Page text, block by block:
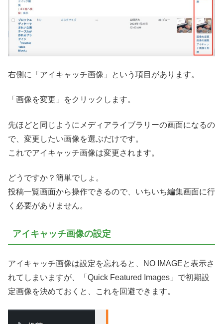
右側に「アイキャッチ画像」という項目があります。
「画像を変更」をクリックします。
先ほどと同じようにメディアライブラリーの画面になるの
で、変更したい画像を選ぶだけです。
これでアイキャッチ画像は変更されます。
どうですか？簡単でしょ。
投稿一覧画面から操作できるので、いちいち編集画面に行
く必要がありません。
アイキャッチ画像の設定
アイキャッチ画像は設定を忘れると、NO IMAGEと表示さ
れてしまいますが、「Quick Featured Images」で初期設
定画像を決めておくと、これを回避できます。